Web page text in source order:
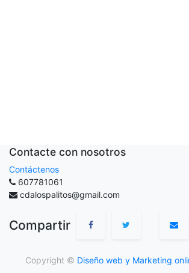
Contacte con nosotros
Contáctenos
607781061
cdalospalitos@gmail.com
Compartir
Copyright © Diseño web y Marketing